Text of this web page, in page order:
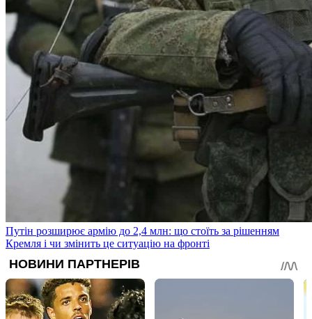
Путін розширює армію до 2,4 млн: що стоїть за рішенням
Кремля і чи змінить це ситуацію на фронті